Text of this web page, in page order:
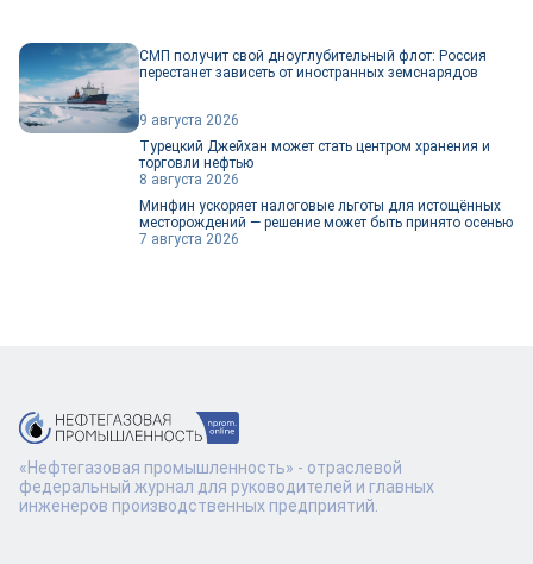
СМП получит свой дноуглубительный флот: Россия
перестанет зависеть от иностранных земснарядов
9 августа 2026
Турецкий Джейхан может стать центром хранения и
торговли нефтью
8 августа 2026
Минфин ускоряет налоговые льготы для истощённых
месторождений — решение может быть принято осенью
7 августа 2026
«Нефтегазовая промышленность» - отраслевой
федеральный журнал для руководителей и главных
инженеров производственных предприятий.